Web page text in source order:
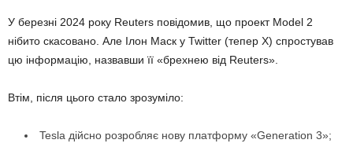
У березні 2024 року Reuters повідомив, що проект Model 2
нібито скасовано. Але Ілон Маск у Twitter (тепер X) спростував
цю інформацію, назвавши її «брехнею від Reuters».
Втім, після цього стало зрозуміло:
Tesla дійсно розробляє нову платформу «Generation 3»;